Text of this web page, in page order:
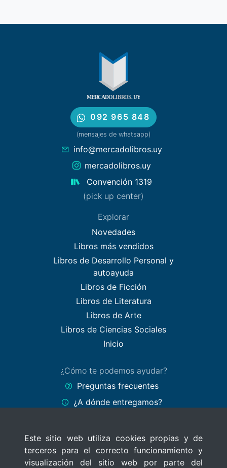
Este sitio web utiliza cookies propias y de
terceros para el correcto funcionamiento y
visualización del sitio web por parte del
092 965 848
(mensajes de whatsapp)
info@mercadolibros.uy
mercadolibros.uy
Convención 1319
(pick up center)
Explorar
Novedades
Libros más vendidos
Libros de Desarrollo Personal y
autoayuda
Libros de Ficción
Libros de Literatura
Libros de Arte
Libros de Ciencias Sociales
Inicio
¿Cómo te podemos ayudar?
Preguntas frecuentes
¿A dónde entregamos?
Políticas del sitio
Términos y Condiciones